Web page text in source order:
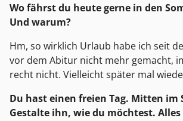
Wo fährst du heute gerne in den
Und warum?
Hm, so wirklich Urlaub habe ich seit
vor dem Abitur nicht mehr gemacht,
recht nicht. Vielleicht später mal
Du hast einen freien Tag. Mitten im
Gestalte ihn, wie du möchtest.